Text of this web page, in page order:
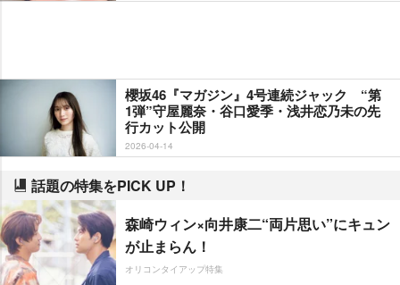
櫻坂46『マガジン』4号連続ジャック “第
1弾”守屋麗奈・谷口愛季・浅井恋乃未の先
行カット公開
2026-04-14
話題の特集をPICK UP！
森崎ウィン×向井康二“両片思い”にキュン
が止まらん！
オリコンタイアップ特集